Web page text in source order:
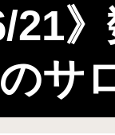
》
のサ